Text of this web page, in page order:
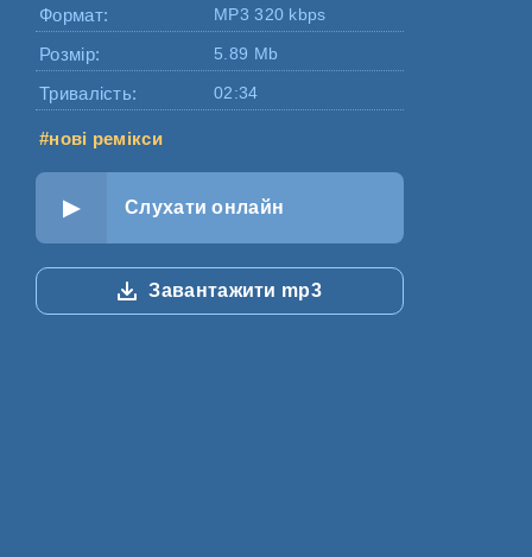
Формат: MP3 320 kbps
Розмір: 5.89 Mb
Тривалість: 02:34
#нові ремікси
Слухати онлайн
Завантажити mp3